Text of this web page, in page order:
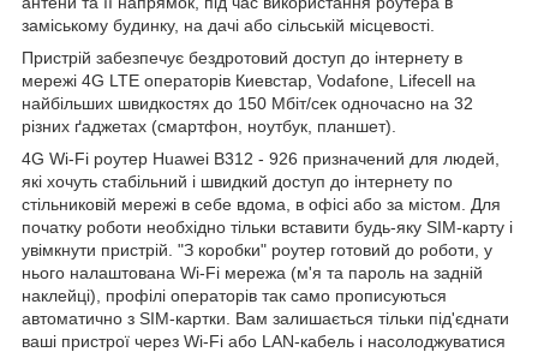
заміському будинку, на дачі або сільській місцевості.
Пристрій забезпечує бездротовий доступ до інтернету в
мережі 4G LTE операторів Киевстар, Vodafone, Lifecell на
найбільших швидкостях до 150 Мбіт/сек одночасно на 32
різних ґаджетах (смартфон, ноутбук, планшет).
4G Wi-Fi роутер Huawei B312 - 926 призначений для людей,
які хочуть стабільний і швидкий доступ до інтернету по
стільниковій мережі в себе вдома, в офісі або за містом. Для
початку роботи необхідно тільки вставити будь-яку SIM-карту і
увімкнути пристрій. "З коробки" роутер готовий до роботи, у
нього налаштована Wi-Fi мережа (м'я та пароль на задній
наклейці), профілі операторів так само прописуються
автоматично з SIM-картки. Вам залишається тільки під'єднати
ваші пристрої через Wi-Fi або LAN-кабель і насолоджуватися